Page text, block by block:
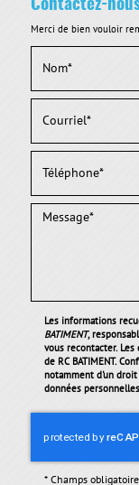
Contactez-
Merci de bien vouloir
Les informations
BATIMENT,
vous recontacter.
de RC BATIMENT.
notamment d'un
données
*Champs